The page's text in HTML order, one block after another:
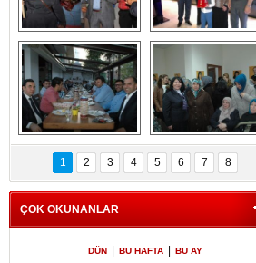
Gölbaşı GAZZE
İÇİN YÜRÜDÜ
Kaymakamlıktan
iftar yemeği
Kaymakamlıktan
iftar yemeği
NERGÜL
YILDIRIM SEÇİM
BÜROSUNU AÇTI
1 2 3 4 5 6 7 8
ÇOK OKUNANLAR
DÜN BU HAFTA BU AY